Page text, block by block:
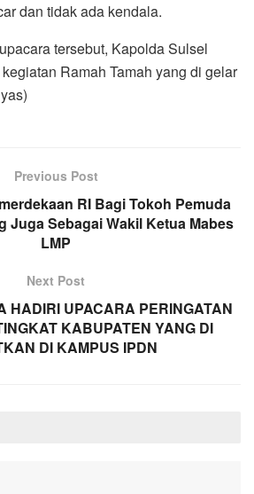
dan tidak ada kendala.
tersebut, Kapolda Sulsel
Ramah Tamah yang di gelar
Previous Post
RI Bagi Tokoh Pemuda
Juga Sebagai Wakil Ketua Mabes
LMP
Next Post
HADIRI UPACARA PERINGATAN
KABUPATEN YANG DI
DI KAMPUS IPDN